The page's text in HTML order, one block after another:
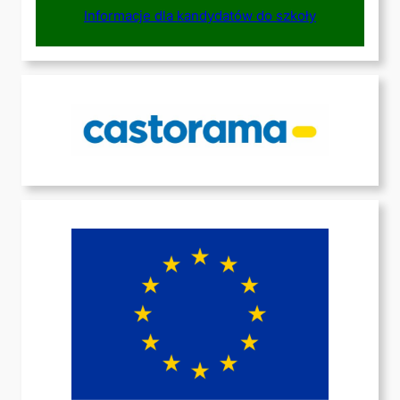
Informacje dla kandydatów do szkoły